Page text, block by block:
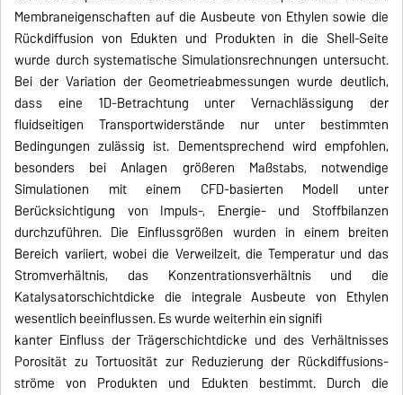
Membraneigenschaften auf die Ausbeute von Ethylen sowie die
Rückdiffusion von Edukten und Produkten in die Shell-Seite
wurde durch systematische Simulationsrechnungen untersucht.
Bei der Variation der Geometrieabmessungen wurde deutlich,
dass eine 1D-Betrachtung unter Vernachlässigung der
fluidseitigen Transportwiderstände nur unter bestimmten
Bedingungen zulässig ist. Dementsprechend wird empfohlen,
besonders bei Anlagen größeren Maßstabs, notwendige
Simulationen mit einem CFD-basierten Modell unter
Berücksichtigung von Impuls-, Energie- und Stoffbilanzen
durchzuführen. Die Einflussgrößen wurden in einem breiten
Bereich variiert, wobei die Verweilzeit, die Temperatur und das
Stromverhältnis, das Konzentrationsverhältnis und die
Katalysatorschichtdicke die integrale Ausbeute von Ethylen
wesentlich beeinflussen. Es wurde weiterhin ein signifi
kanter Einfluss der Trägerschichtdicke und des Verhältnisses
Porosität zu Tortuosität zur Reduzierung der Rückdiffusions-
ströme von Produkten und Edukten bestimmt. Durch die